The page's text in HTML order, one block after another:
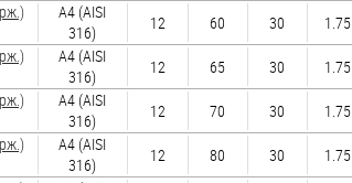
A4 (AISI
316)
12 60 30 1.75
A4 (AISI
316)
12 65 30 1.75
A4 (AISI
316)
12 70 30 1.75
A4 (AISI
316)
12 80 30 1.75